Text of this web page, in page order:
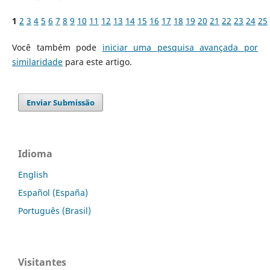
1 2 3 4 5 6 7 8 9 10 11 12 13 14 15 16 17 18 19 20 21 22 23 24 25
Você também pode iniciar uma pesquisa avançada por
similaridadepara este artigo.
Enviar Submissão
Idioma
English
Español (España)
Português (Brasil)
Visitantes